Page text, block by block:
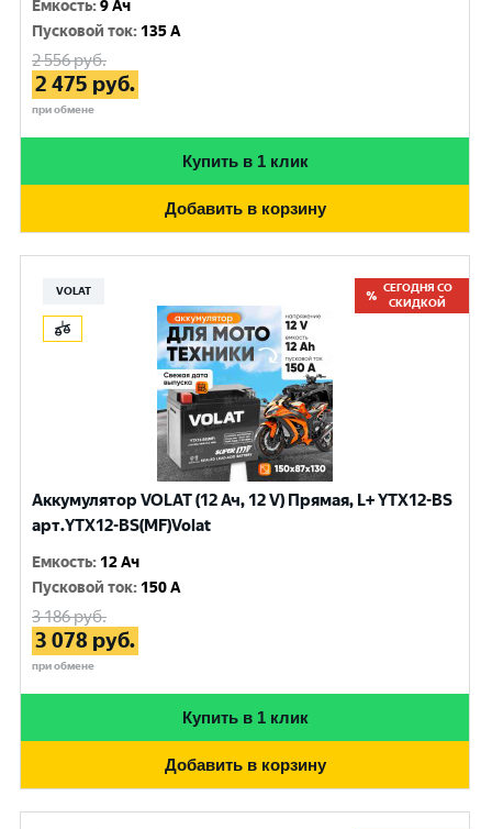
Емкость:9 Ач
Пусковой ток: 135 A
2 556руб.
2 475 руб.
при обмене
Купить в 1 клик
Добавить в корзину
VOLAT
СЕГОДНЯ СО
СКИДКОЙ
Аккумулятор VOLAT (12 Ач, 12 V) Прямая, L+ YTX12-BS
арт.YTX12-BS(MF)Volat
Емкость: 12 Ач
Пусковой ток: 150 A
3 186руб.
3 078 руб.
при обмене
Купить в 1 клик
Добавить в корзину